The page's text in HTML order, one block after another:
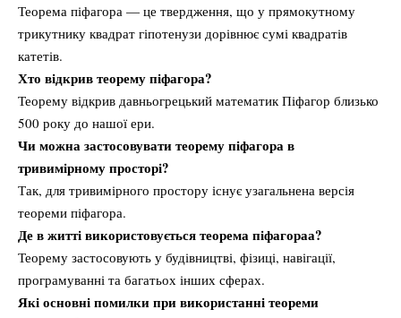
Теорема піфагора — це твердження, що у прямокутному
трикутнику квадрат гіпотенузи дорівнює сумі квадратів
катетів.
Хто відкрив теорему піфагора?
Теорему відкрив давньогрецький математик Піфагор близько
500 року до нашої ери.
Чи можна застосовувати теорему піфагора в
тривимірному просторі?
Так, для тривимірного простору існує узагальнена версія
теореми піфагора.
Де в житті використовується теорема піфагораа?
Теорему застосовують у будівництві, фізиці, навігації,
програмуванні та багатьох інших сферах.
Які основні помилки при використанні теореми